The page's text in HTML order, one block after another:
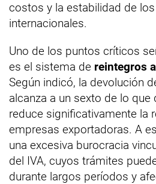
costos y la estabilidad de
internacionales.
Uno de los puntos críticos
es el sistema de reintegros
Según indicó, la devolución
alcanza a un sexto de lo que
reduce significativamente la
empresas exportadoras. A
una excesiva burocracia
del IVA, cuyos trámites
durante largos períodos y